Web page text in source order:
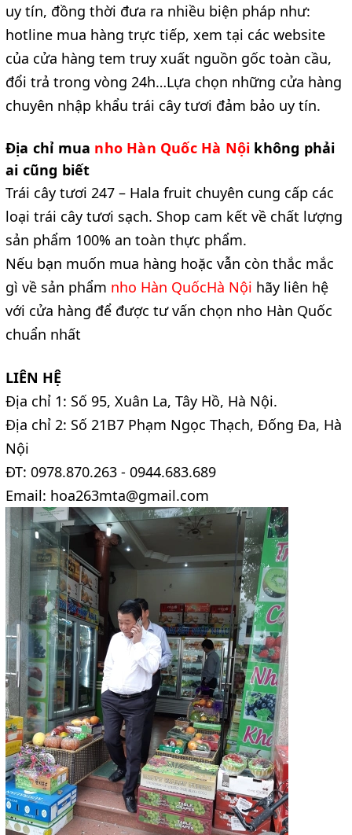
uy tín, đồng thời đưa ra nhiều biện pháp như:
hotline mua hàng trực tiếp, xem tại các website
của cửa hàng tem truy xuất nguồn gốc toàn cầu,
đổi trả trong vòng 24h…Lựa chọn những cửa hàng
chuyên nhập khẩu trái cây tươi đảm bảo uy tín.
Địa chỉ mua nho Hàn Quốc Hà Nội không phải
ai cũng biết
Trái cây tươi 247 – Hala fruit chuyên cung cấp các
loại trái cây tươi sạch. Shop cam kết về chất lượng
sản phẩm 100% an toàn thực phẩm.
Nếu bạn muốn mua hàng hoặc vẫn còn thắc mắc
gì về sản phẩm nho Hàn QuốcHà Nội hãy liên hệ
với cửa hàng để được tư vấn chọn nho Hàn Quốc
chuẩn nhất
LIÊN HỆ
Địa chỉ 1: Số 95, Xuân La, Tây Hồ, Hà Nội.
Địa chỉ 2: Số 21B7 Phạm Ngọc Thạch, Đống Đa, Hà
Nội
ĐT: 0978.870.263 - 0944.683.689
Email: hoa263mta@gmail.com